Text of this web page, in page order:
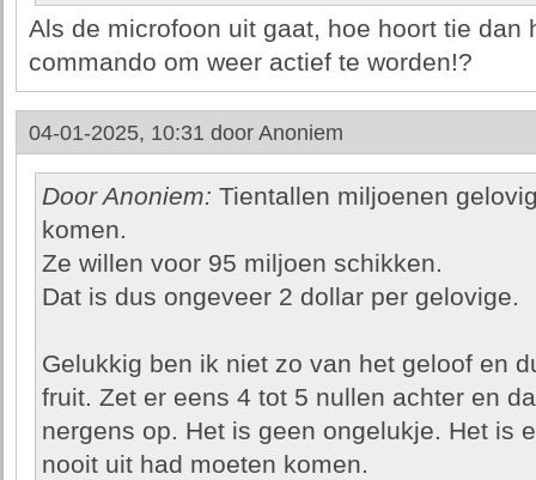
Als de microfoon uit gaat, hoe hoort tie dan
commando om weer actief te worden!?
04-01-2025, 10:31 door Anoniem
Door Anoniem: Tientallen miljoenen
komen.
Ze willen voor 95 miljoen schikken.
Dat is dus ongeveer 2 dollar per gelovige.
Gelukkig ben ik niet zo van het geloof en
fruit. Zet er eens 4 tot 5 nullen achter en
nergens op. Het is geen ongelukje. Het is
nooit uit had moeten komen.